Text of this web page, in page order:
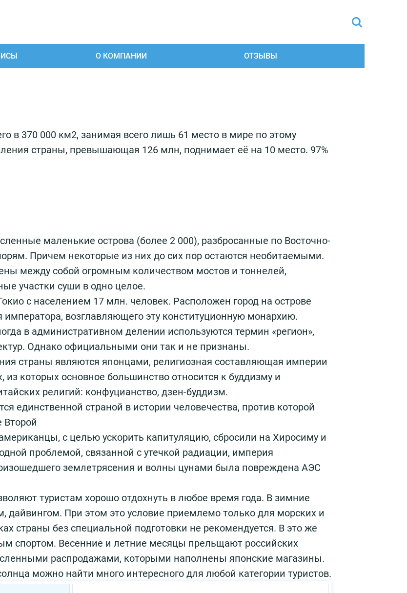
О КОМПАНИИ ОТЗЫВЫ
в 370 000 км2, занимая всего лишь 61 место в мире по этому
страны, превышающая 126 млн, поднимает её на 10 место. 97%
маленькие острова (более 2 000), разбросанные по Восточно-
Причем некоторые из них до сих пор остаются необитаемыми.
между собой огромным количеством мостов и тоннелей,
участки суши в одно целое.
с населением 17 млн. человек. Расположен город на острове
возглавляющего эту конституционную монархию.
в административном делении используются термин «регион»,
Однако официальными они так и не признаны.
страны являются японцами, религиозная составляющая империи
которых основное большинство относится к буддизму и
религий: конфуцианство, дзен-буддизм.
единственной страной в истории человечества, против которой
Второй
с целью ускорить капитуляцию, сбросили на Хиросиму и
проблемой, связанной с утечкой радиации, империя
землетрясения и волны цунами была повреждена АЭС
туристам хорошо отдохнуть в любое время года. В зимние
При этом это условие приемлемо только для морских и
страны без специальной подготовки не рекомендуется. В это же
спортом. Весенние и летние месяцы прельщают российских
распродажами, которыми наполнены японские магазины.
можно найти много интересного для любой категории туристов.